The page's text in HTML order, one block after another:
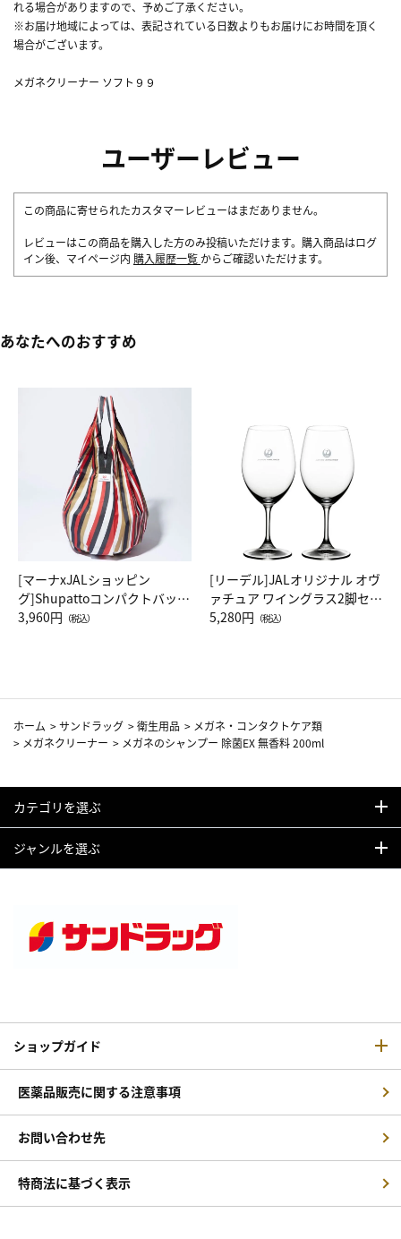
れる場合がありますので、予めご了承ください。
※お届け地域によっては、表記されている日数よりもお届けにお時間を頂く
場合がございます。
メガネクリーナー ソフト９９
ユーザーレビュー
この商品に寄せられたカスタマーレビューはまだありません。
レビューはこの商品を購入した方のみ投稿いただけます。購入商品はログ
イン後、マイページ内 購入履歴一覧 からご確認いただけます。
あなたへのおすすめ
[マーナxJALショッピン
グ]Shupattoコンパクトバッグ
Drop JAL客室乗務員（LC）ス
3,960円 （税込）
[リーデル]JALオリジナル オヴ
ァチュア ワイングラス2脚セッ
ト（レッドワイン）
5,280円 （税込）
ホーム >サンドラッグ >衛生用品 > メガネ・コンタクトケア類
> メガネクリーナー > メガネのシャンプー 除菌EX 無香料 200ml
カテゴリを選ぶ
ジャンルを選ぶ
ショップガイド
医薬品販売に関する注意事項
お問い合わせ先
特商法に基づく表示